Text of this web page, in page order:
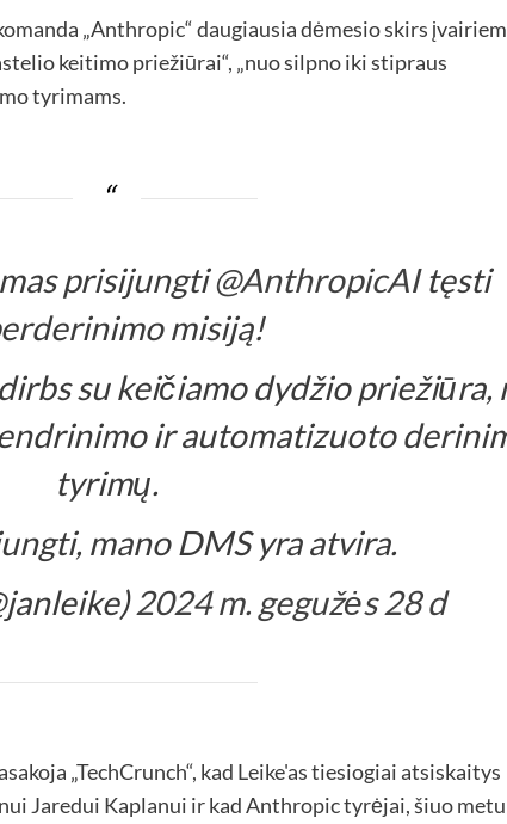
„Anthropic“ daugiausia dėmesio skirs
keitimo priežiūrai“, „nuo silpno iki stipraus
tyrimams.
prisijungti@AnthropicAItęsti
misiją!
su keičiamo dydžio priežiūra,
ir automatizuoto
tyrimų.
mano DMS yra atvira.
2024 m. gegužės 28 d
„TechCrunch“, kad Leike'as tiesiogiai atsiskaitys
Jaredui Kaplanui ir kad Anthropic tyrėjai, šiuo metu